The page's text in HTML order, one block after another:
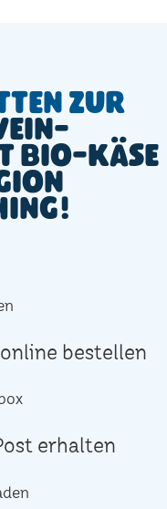
zur
Bio-Käse
bestellen
erhalten